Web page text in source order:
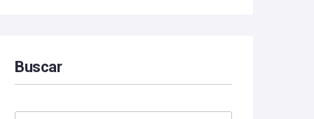
Buscar